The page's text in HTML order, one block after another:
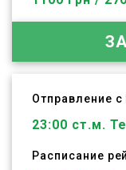
Отправление с
23:00 ст.м.
Расписание